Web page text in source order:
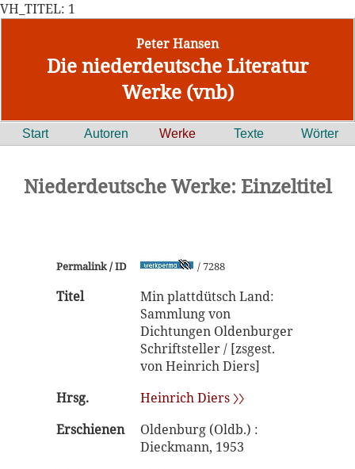
VH_TITEL: 1
Peter Hansen
Die niederdeutsche Literatur
Werke (vnb)
Start Autoren Werke Texte Wörter
Niederdeutsche Werke: Einzeltitel
Permalink / ID / 7288
Titel
Min plattdütsch Land:
Sammlung von
Dichtungen Oldenburger
Schriftsteller / [zsgest.
von Heinrich Diers]
Hrsg.
Heinrich Diers 〉〉
Erschienen
Oldenburg (Oldb.) :
Dieckmann, 1953